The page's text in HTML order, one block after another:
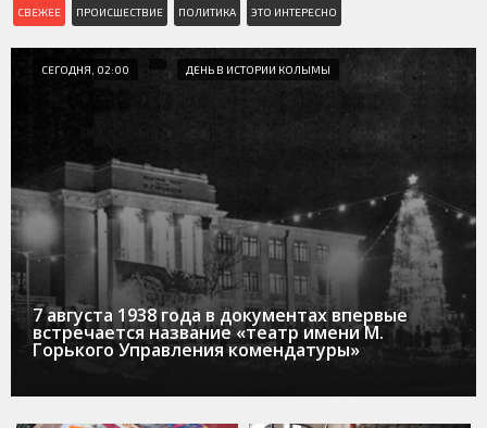
СВЕЖЕЕ ПРОИСШЕСТВИЕ ПОЛИТИКА ЭТО ИНТЕРЕСНО
СЕГОДНЯ, 02:00 ДЕНЬ В ИСТОРИИ КОЛЫМЫ
7 августа 1938 года в документах впервые
встречается название «театр имени М.
Горького Управления комендатуры»